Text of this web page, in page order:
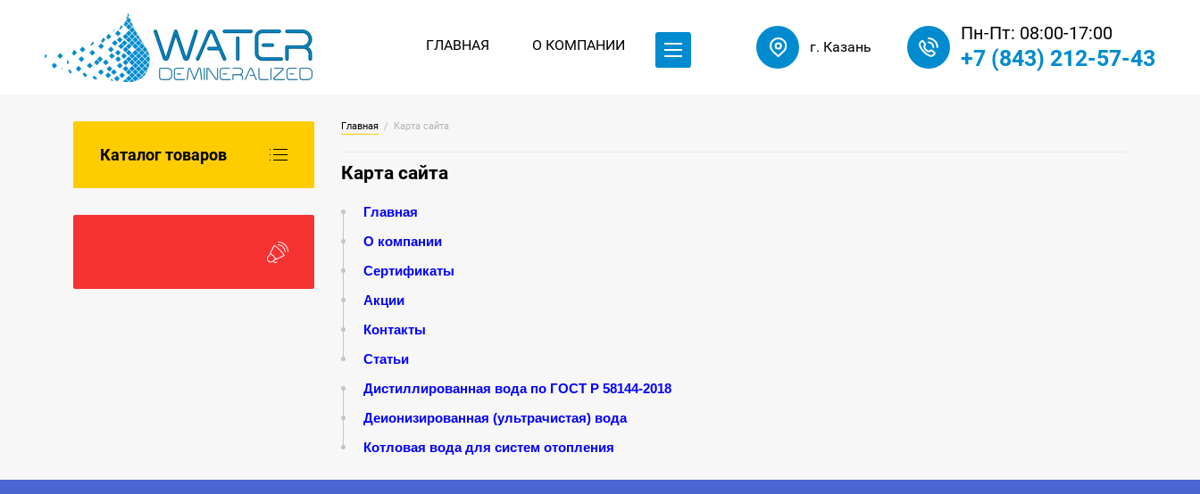
ГЛАВНАЯ О КОМПАНИИ г. Казань
Пн-Пт: 08:00-17:00
+7 (843) 212-57-43
Каталог товаров
Главная
  /  Карта сайта
Карта сайта
Главная
О компании
Сертификаты
Акции
Контакты
Статьи
Дистиллированная вода по ГОСТ Р 58144-2018
Деионизированная (ультрачистая) вода
Котловая вода для систем отопления